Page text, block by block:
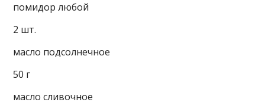
помидор любой
2 шт.
масло подсолнечное
50 г
масло сливочное